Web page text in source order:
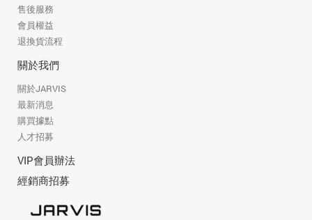
售後服務
會員權益
退換貨流程
關於我們
關於JARVIS
最新消息
購買據點
人才招募
VIP會員辦法
經銷商招募